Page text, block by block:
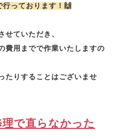
っております！🙌
せていただき、
費用までで作業いたしますの
たりすることはございませ
で直らなかった